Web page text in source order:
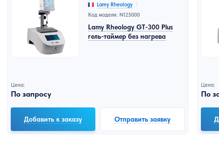
Lamy Rheology
Код модели: N125000
Lamy Rheology GT-300 Plus
гель-таймер без нагрева
Цена:
По запросу
Добавить к заказу Отправить заявку
Цена:
По